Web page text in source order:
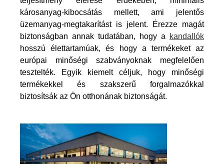
károsanyag-kibocsátás mellett, ami jelentős
üzemanyag-megtakarítást is jelent. Érezze magát
biztonságban annak tudatában, hogy a
kandallók
hosszú élettartamúak, és hogy a termékeket az
európai minőségi szabványoknak megfelelően
tesztelték. Egyik kiemelt céljuk, hogy minőségi
termékekkel és szakszerű forgalmazókkal
biztosítsák az Ön otthonának biztonságát.